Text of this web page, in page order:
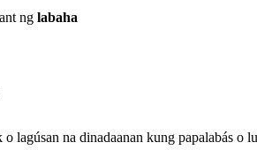
ng labaha
o lagúsan na dinadaanan kung papalabás o